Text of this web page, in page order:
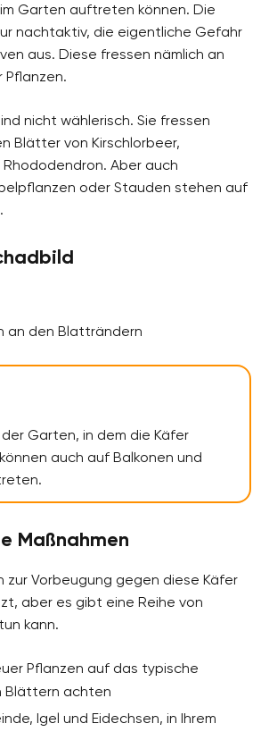
Garten auftreten können. Die
nachtaktiv, die eigentliche Gefahr
aus. Diese fressen nämlich an
Pflanzen.
nicht wählerisch. Sie fressen
Blätter von Kirschlorbeer,
Aber auch
oder Stauden stehen auf
an den Blatträndern
Garten, in dem die Käfer
auch auf Balkonen und
Maßnahmen
zur Vorbeugung gegen diese Käfer
aber es gibt eine Reihe von
kann.
Pflanzen auf das typische
Blättern achten
Igel und Eidechsen, in Ihrem